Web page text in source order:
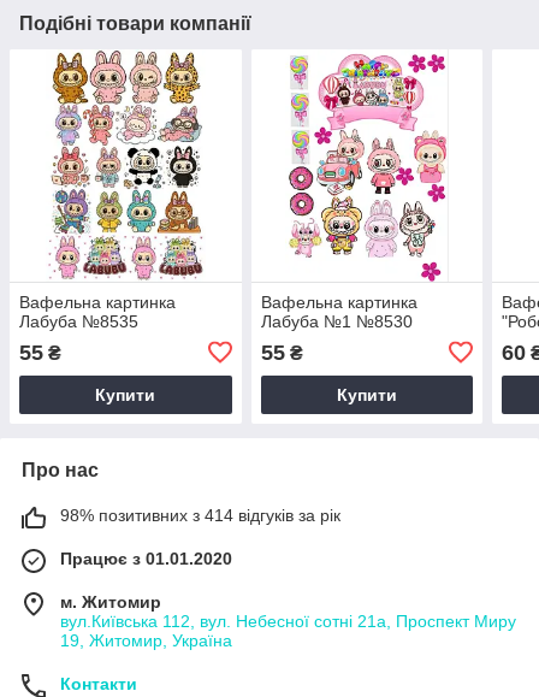
Подібні товари компанії
Вафельна картинка
Лабуба №8535
55 ₴
Купити
Вафельна картинка
Лабуба №1 №8530
55₴
Купити
60
Про нас
98% позитивних з 414 відгуків за рік
Працює з 01.01.2020
м. Житомир
вул.Київська 112, вул. Небесної сотні 21а, Проспект Миру
19, Житомир, Україна
Контакти